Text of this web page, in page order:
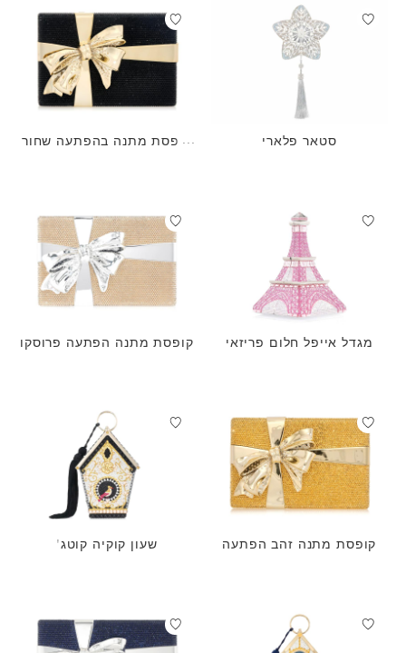
סטאר פלארי
קופסת מתנה בהפתעה שחור
מגדל אייפל חלום פריזאי קופסת מתנה הפתעה פרוסקו
קופסת מתנה זהב הפתעה שעון קוקיה קוטג'